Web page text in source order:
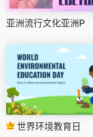
亚洲流行文化亚洲P
世界环境教育日